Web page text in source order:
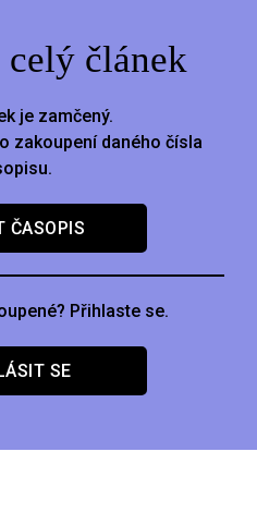
celý článek
je zamčený.
zakoupení daného čísla
ČASOPIS
Přihlaste se.
SE